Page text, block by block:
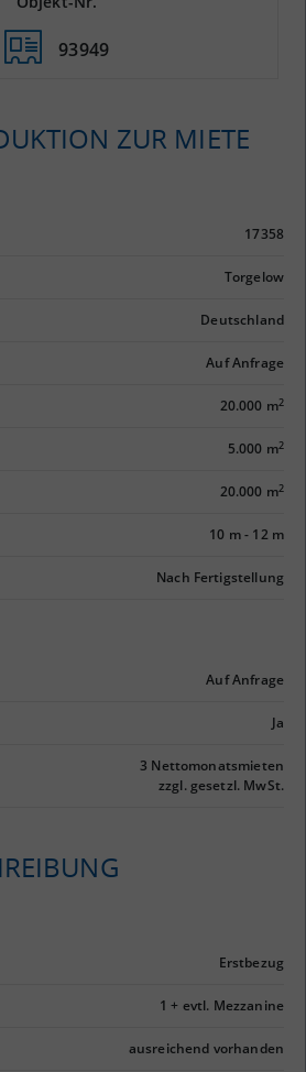
93949
ZUR MIETE
17358
Torgelow
Deutschland
Auf Anfrage
20.000 m2
5.000 m2
20.000 m2
10 m- 12 m
Nach Fertigstellung
Auf Anfrage
Ja
3 Nettomonatsmieten
zzgl. gesetzl. MwSt.
Erstbezug
1 + evtl. Mezzanine
ausreichend vorhanden